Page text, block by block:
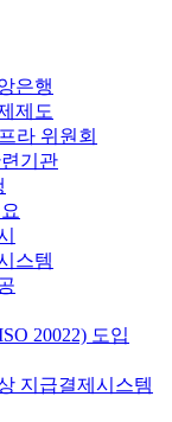
은행
제도
라 위원회
기관
스템
20022) 도입
지급결제시스템